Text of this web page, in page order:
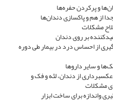
و پرکردن حفره‌ها
از هم و پاکسازی دندان‌ها
مشکلات
بر روی دندان
از احساس درد در بیمار طی دوره
و سایر داروها
از دندان، لثه و فک و
مشکلات
واندازه‌ برای ساخت ابزار